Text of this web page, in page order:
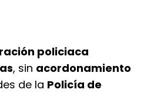
policiaca
, sin acordonamiento
de la Policía de